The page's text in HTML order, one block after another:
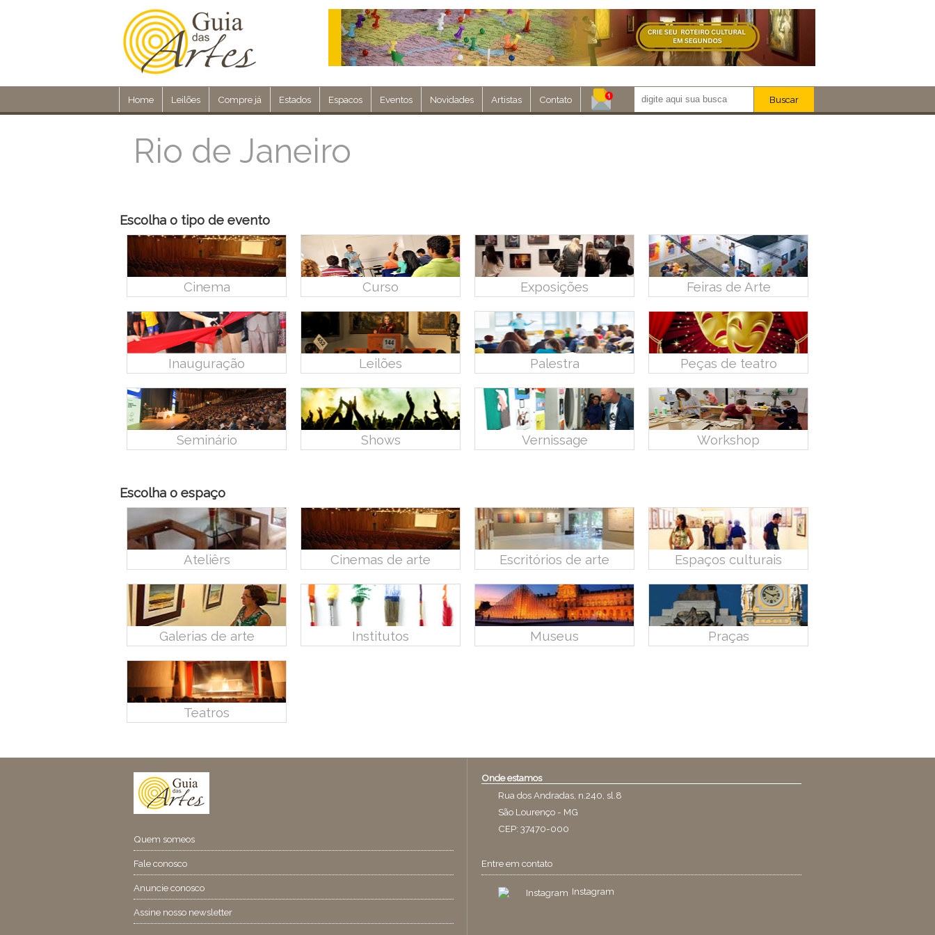
Home Leilões Compre já Estados Espacos Eventos Novidades Artistas Contato Buscar
Rio de Janeiro
Escolha o tipo de evento
Cinema Curso Exposições Feiras de Arte
Inauguração Leilões Palestra Peças de teatro
Seminário Shows Vernissage Workshop
Escolha o espaço
Ateliêrs Cinemas de arte Escritórios de arte Espaços culturais
Galerias de arte Institutos Museus Praças
Teatros
Quem someos
Fale conosco
Anuncie conosco
Assine nosso newsletter
Onde estamos
Rua dos Andradas, n.240, sl.8
São Lourenço - MG
CEP: 37470-000
Entre em contato
Instagram